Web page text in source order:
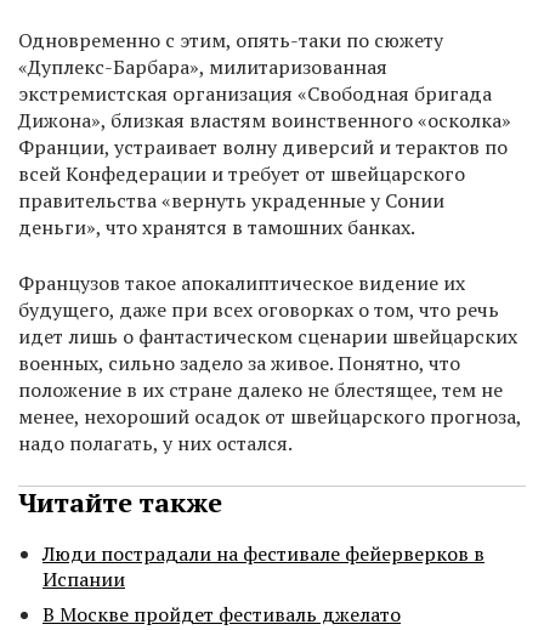
Одновременно с этим, опять-таки по сюжету
«Дуплекс-Барбара», милитаризованная
экстремистская организация «Свободная бригада
Дижона», близкая властям воинственного «осколка»
Франции, устраивает волну диверсий и терактов по
всей Конфедерации и требует от швейцарского
правительства «вернуть украденные у Сонии
деньги», что хранятся в тамошних банках.
Французов такое апокалиптическое видение их
будущего, даже при всех оговорках о том, что речь
идет лишь о фантастическом сценарии швейцарских
военных, сильно задело за живое. Понятно, что
положение в их стране далеко не блестящее, тем не
менее, нехороший осадок от швейцарского прогноза,
надо полагать, у них остался.
Читайте также
Люди пострадали на фестивале фейерверков в
Испании
В Москве пройдет фестиваль джелато